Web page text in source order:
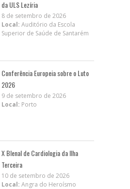
da ULS Lezíria
8 de setembro de 2026
Local: Auditório da Escola
Superior de Saúde de Santarém
Conferência Europeia sobre o Luto
2026
9 de setembro de 2026
Local: Porto
X BIenal de Cardiologia da Ilha
Terceira
10 de setembro de 2026
Local: Angra do Heroísmo